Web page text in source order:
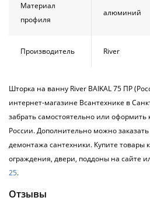
Материал
профиля
алюминий
Производитель River
Шторка на ванну River BAIKAL 75 ПР
интернет-магазине Всантехнике в
забрать самостоятельно или оформить
России. Дополнительно можно заказать
демонтажа сантехники. Купите товары
ограждения, двери, поддоны на сайте
25.
Отзывы